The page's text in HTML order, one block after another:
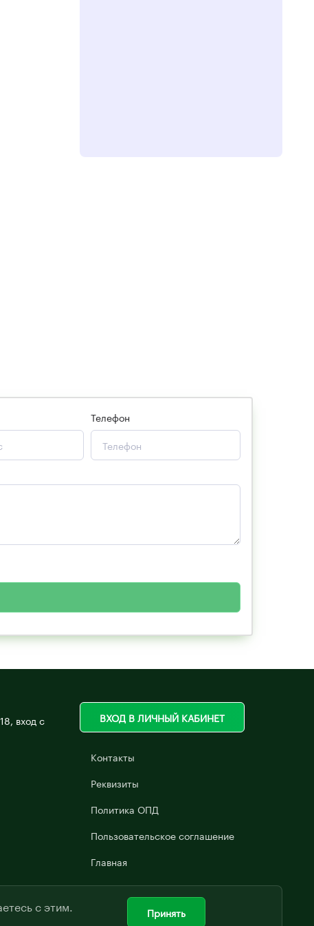
Телефон
законом от 27.07.2006 года №152-ФЗ «О
вход с
ВХОД В ЛИЧНЫЙ КАБИНЕТ
Контакты
Реквизиты
Политика ОПД
Пользовательское соглашение
Главная
с этим. Принять